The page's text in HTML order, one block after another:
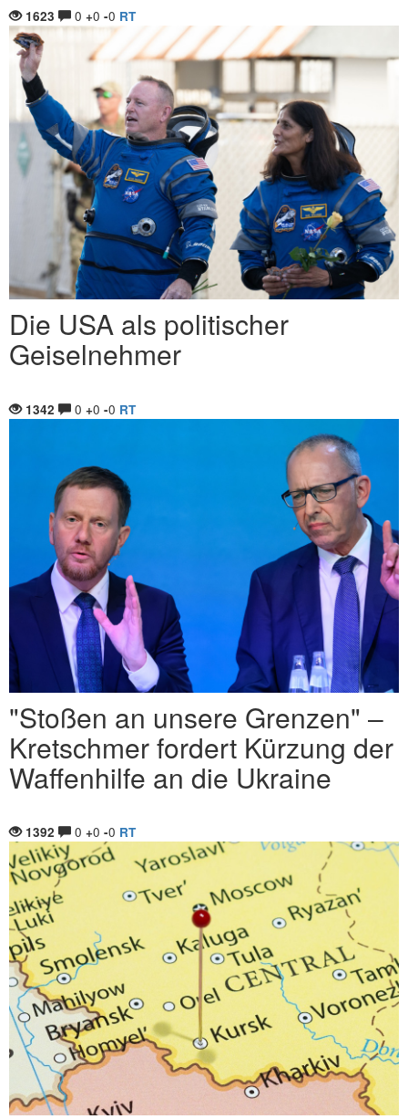
1623 0 +0 -0 RT
Die USA als politischer
Geiselnehmer
1342 0 +0 -0 RT
"Stoßen an unsere Grenzen" ‒
Kretschmer fordert Kürzung der
Waffenhilfe an die Ukraine
1392 0 +0 -0 RT